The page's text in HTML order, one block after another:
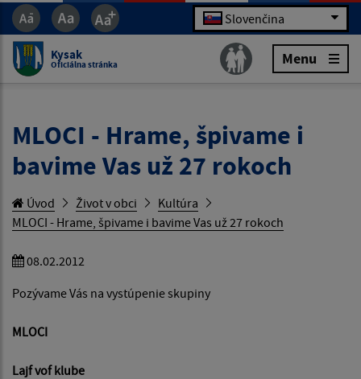
Slovenčina
Kysak
Oficiálna stránka Menu
MLOCI - Hrame, špivame i
bavime Vas už 27 rokoch
Úvod Život v obci
Kultúra
MLOCI - Hrame, špivame i bavime Vas už 27 rokoch
08.02.2012
Pozývame Vás na vystúpenie skupiny
MLOCI
Lajf vof klube